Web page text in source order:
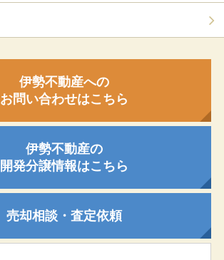
伊勢不動産への
お問い合わせはこちら
伊勢不動産の
開発分譲情報はこちら
売却相談・査定依頼